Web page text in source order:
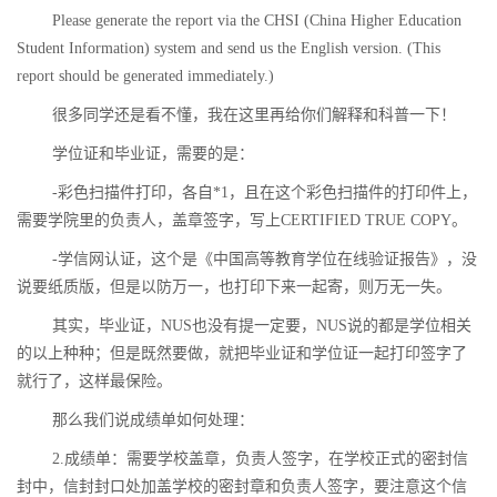
Please generate the report via the CHSI (China Higher Education
Student Information) system and send us the English version. (This
report should be generated immediately.)
很多同学还是看不懂，我在这里再给你们解释和科普一下！
学位证和毕业证，需要的是：
-彩色扫描件打印，各自 *1 ，且在这个彩色扫描件的打印件上，
需要学院里的负责人，盖章签字，写上CERTIFIED TRUE COPY。
-学信网认证，这个是《中国高等教育学位在线验证报告》，没
说要纸质版，但是以防万一，也打印下来一起寄，则万无一失。
其实，毕业证， NUS也没有提一定要， NUS说的都是学位相关
的以上种种；但是既然要做，就把毕业证和学位证一起打印签字了
就行了，这样最保险。
那么我们说成绩单如何处理：
2. 成绩单：需要学校盖章，负责人签字，在学校正式的密封信
封中，信封封口处加盖学校的密封章和负责人签字，要注意这个信